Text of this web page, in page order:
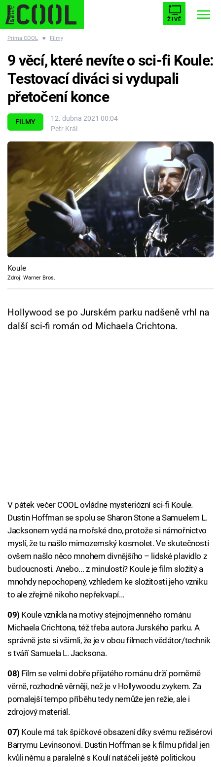
ŽIVĚ
ESCAPE PLNEJ KOTEL AVENGERS 5
Témata
Seriály
Hry
Cool Esport
Pořady
TV Program
Prima COOL ■ Filmy
FILMY
12. dubna 2021 00:04
Petr Král
9 věcí, které nevíte o sci-fi Koule:
Testovací diváci si vydupali
přetočení konce
Koule
Zdroj: Warner Bros.
Hollywood se po Jurském parku nadšeně vrhl na
další sci-fi román od Michaela Crichtona.
V pátek večer COOL ovládne mysteriózní sci-fi Koule.
Dustin Hoffman se spolu se Sharon Stone a Samuelem L.
Jacksonem vydá na mořské dno, protože si námořnictvo
myslí, že tu našlo mimozemský kosmolet. Ve skutečnosti
ovšem našlo něco mnohem divnějšího – lidské plavidlo z
budoucnosti. Anebo... z minulosti? Koule je film složitý a
mnohdy nepochopený, vzhledem ke složitosti jeho vzniku
to ale zřejmě nikoho nepřekvapí...
09) Koule vznikla na motivy stejnojmenného románu
Michaela Crichtona, též třeba autora Jurského parku. A
správně jste si všimli, že je v obou filmech vědátor/technik
s tváří Samuela L. Jacksona.
08) Film se velmi dobře přijatého románu drží poměrně
věrně, rozhodně věrněji, než je v Hollywoodu zvykem. Za
pomalejší tempo příběhu tedy nemůže jen režie, ale i
zdrojový materiál.
07) Koule má tak špičkové obsazení díky svému režisérovi
Barrymu Levinsonovi. Dustin Hoffman se k filmu přidal jen
kvůli němu a paralelně s Koulí natáčeli ještě politickou